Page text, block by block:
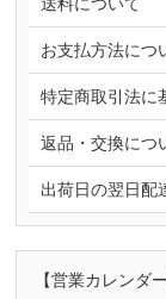
お支払方法につ
特定商取引法に
返品・交換につ
出荷日の翌日配
【営業カレンダー